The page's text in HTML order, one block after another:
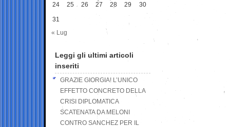
24 25 26 27 28 29 30
31
« Lug
Leggi gli ultimi articoli
inseriti
GRAZIE GIORGIA! L’UNICO
EFFETTO CONCRETO DELLA
CRISI DIPLOMATICA
SCATENATA DA MELONI
CONTRO SANCHEZ PER IL